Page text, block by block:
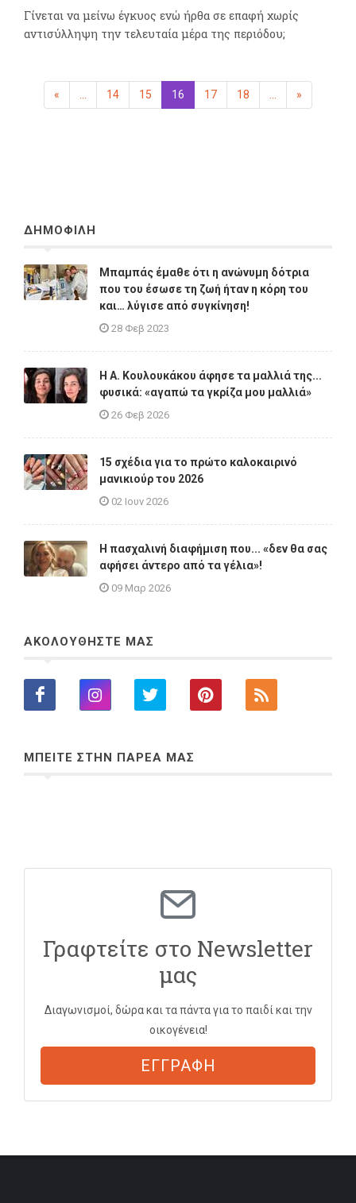
Γίνεται να μείνω έγκυος ενώ ήρθα σε επαφή χωρίς
αντισύλληψη την τελευταία μέρα της περιόδου;
« Προηγούμενη
14 15 16 (επιλεγμένη)
17 18 »
ΔΗΜΟΦΙΛΗ
Μπαμπάς έμαθε ότι η ανώνυμη δότρια
που του έσωσε τη ζωή ήταν η κόρη του
και… λύγισε από συγκίνηση!
28 Φεβ 2023
Η A. Κουλουκάκου άφησε τα μαλλιά της...
φυσικά: «αγαπώ τα γκρίζα μου μαλλιά»
26 Φεβ 2026
15 σχέδια για το πρώτο καλοκαιρινό
μανικιούρ του 2026
02 Ιουν 2026
Η πασχαλινή διαφήμιση που... «δεν θα σας
αφήσει άντερο από τα γέλια»!
09 Μαρ 2026
ΑΚΟΛΟΥΘΗΣΤΕ ΜΑΣ
ΜΠΕΙΤΕ ΣΤΗΝ ΠΑΡΕΑ ΜΑΣ
Γραφτείτε στο Newsletter
μας
Διαγωνισμοί, δώρα και τα πάντα για το παιδί και την
οικογένεια!
ΕΓΓΡΑΦΗ